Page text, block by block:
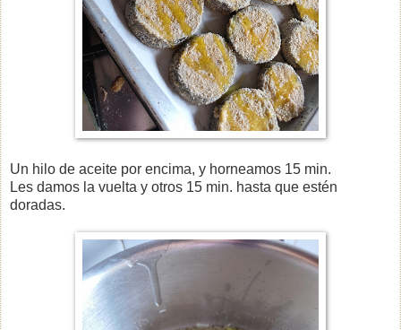
Un hilo de aceite por encima, y horneamos 15 min.
Les damos la vuelta y otros 15 min. hasta que estén
doradas.